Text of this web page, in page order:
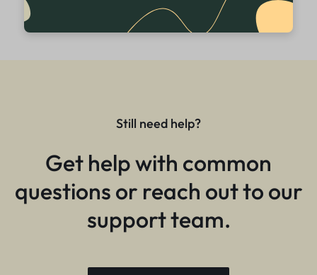
Still need help?
Get help with common
questions or reach out to our
support team.